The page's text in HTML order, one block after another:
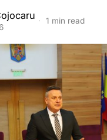
1 min read